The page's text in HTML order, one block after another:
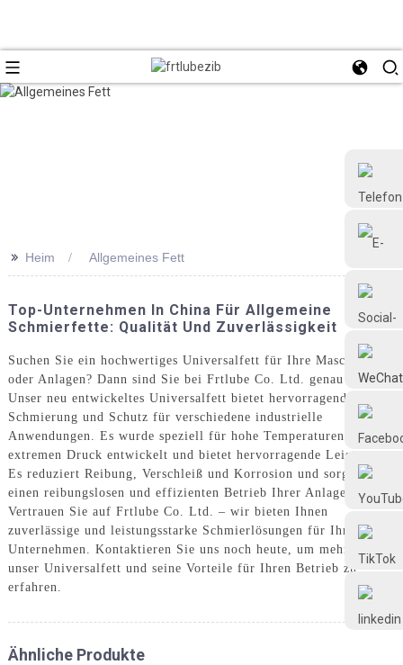
Frtlube
FRTLUBE
@FRTLUBE8
>> Heim Allgemeines Fett
Top-Unternehmen In China Für Allgemeine
Schmierfette: Qualität Und Zuverlässigkeit
Suchen Sie ein hochwertiges Universalfett für Ihre Maschinen
oder Anlagen? Dann sind Sie bei Frtlube Co. Ltd. genau richtig.
Unser neu entwickeltes Universalfett bietet hervorragende
Schmierung und Schutz für verschiedene industrielle
Anwendungen. Es wurde speziell für hohe Temperaturen und
extremen Druck entwickelt und bietet hervorragende Leistung.
Es reduziert Reibung, Verschleiß und Korrosion und sorgt so für
einen reibungslosen und effizienten Betrieb Ihrer Anlagen.
Vertrauen Sie auf Frtlube Co. Ltd. – wir bieten Ihnen
zuverlässige und leistungsstarke Schmierlösungen für Ihr
Unternehmen. Kontaktieren Sie uns noch heute, um mehr über
unser Universalfett und seine Vorteile für Ihren Betrieb zu
erfahren.
Ähnliche Produkte